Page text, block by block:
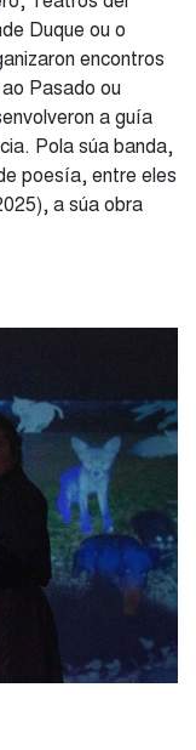
Duque ou o
encontros
Pasado ou
a guía
Pola súa banda,
poesía, entre eles
a súa obra